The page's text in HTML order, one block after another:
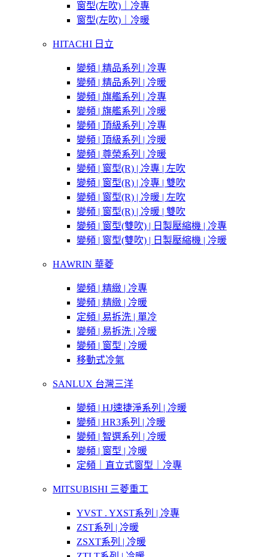
窗型(左吹)｜冷專
窗型(左吹)｜冷暖
HITACHI 日立
變頻 | 精品系列 | 冷專
變頻 | 精品系列 | 冷暖
變頻 | 旗艦系列 | 冷專
變頻 | 旗艦系列 | 冷暖
變頻 | 頂級系列 | 冷專
變頻 | 頂級系列 | 冷暖
變頻 | 尊榮系列 | 冷暖
變頻 | 窗型(R) | 冷專 | 左吹
變頻 | 窗型(R) | 冷專 | 雙吹
變頻 | 窗型(R) | 冷暖 | 左吹
變頻 | 窗型(R) | 冷暖 | 雙吹
變頻 | 窗型(雙吹) | 日製壓縮機 | 冷專
變頻 | 窗型(雙吹) | 日製壓縮機 | 冷暖
HAWRIN 華菱
變頻 | 精緻 | 冷專
變頻 | 精緻 | 冷暖
定頻 | 易拆洗 | 單冷
變頻 | 易拆洗 | 冷暖
變頻 | 窗型 | 冷暖
移動式冷氣
SANLUX 台灣三洋
變頻 | HJ速捷淨系列 | 冷暖
變頻 | HR3系列 | 冷暖
變頻 | 智選系列 | 冷暖
變頻 | 窗型 | 冷暖
定頻｜直立式窗型｜冷專
MITSUBISHI 三菱重工
YVST . YXST系列 | 冷專
ZST系列 | 冷暖
ZSXT系列 | 冷暖